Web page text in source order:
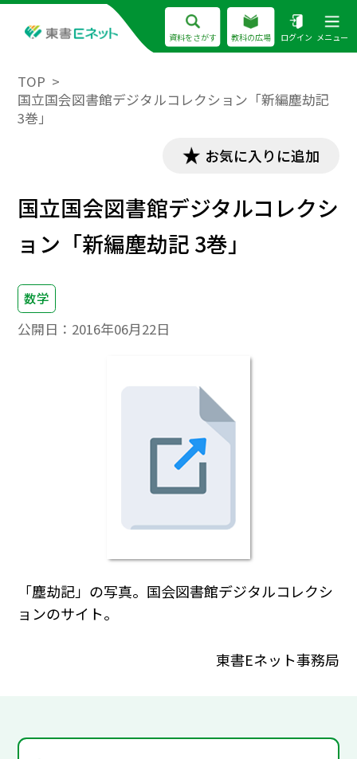
資料をさがす 教科の広場 ログイン メニュー
TOP
国立国会図書館デジタルコレクション「新編塵劫記
3巻」
お気に入りに追加
国立国会図書館デジタルコレクシ
ョン「新編塵劫記 3巻」
数学
公開日： 2016年06月22日
「塵劫記」の写真。国会図書館デジタルコレクシ
ョンのサイト。
東書Eネット事務局